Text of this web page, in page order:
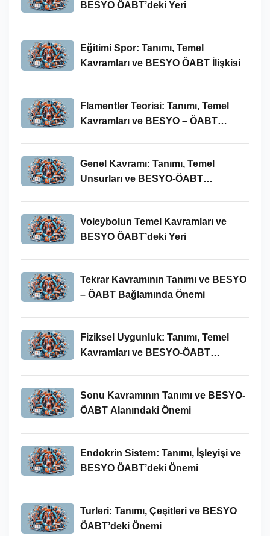
BESYO ÖABT’deki Yeri
Eğitimi Spor: Tanımı, Temel
Kavramları ve BESYO ÖABT İlişkisi
Flamentler Teorisi: Tanımı, Temel
Kavramları ve BESYO – ÖABT
Genel Kavramı: Tanımı, Temel
Unsurları ve BESYO-ÖABT
Voleybolun Temel Kavramları ve
BESYO ÖABT’deki Yeri
Tekrar Kavramının Tanımı ve BESYO
– ÖABT Bağlamında Önemi
Fiziksel Uygunluk: Tanımı, Temel
Kavramları ve BESYO-ÖABT
Sonu Kavramının Tanımı ve BESYO-
ÖABT Alanındaki Önemi
Endokrin Sistem: Tanımı, İşleyişi ve
BESYO ÖABT’deki Önemi
Turleri: Tanımı, Çeşitleri ve BESYO
ÖABT’deki Önemi